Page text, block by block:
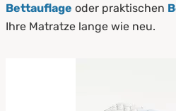
Bettauflage oder praktischen
Ihre Matratze lange wie neu.